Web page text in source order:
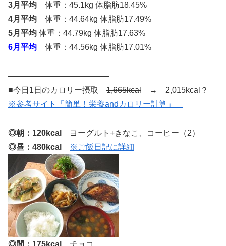
3月平均 体重：45.1kg 体脂肪18.45%
4月平均 体重：44.64kg 体脂肪17.49%
5月平均 体重：44.79kg 体脂肪17.63%
6月平均 体重：44.56kg 体脂肪17.01%
————————————–
■今日1日のカロリー摂取 1,665kcal → 2,015kcal？
※参考サイト「簡単！栄養andカロリー計算」
◎朝：120kcal
ヨーグルト+きなこ、コーヒー（2）
◎昼：480kcal
※ご飯日記に詳細
◎間：175kcal
チョコ